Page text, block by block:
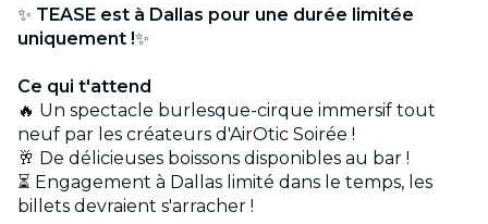
✨ TEASE est à Dallas pour une durée limitée
uniquement !✨
Ce qui t'attend
🔥 Un spectacle burlesque-cirque immersif tout
neuf par les créateurs d'AirOtic Soirée !
🥂 De délicieuses boissons disponibles au bar !
⏳ Engagement à Dallas limité dans le temps, les
billets devraient s'arracher !